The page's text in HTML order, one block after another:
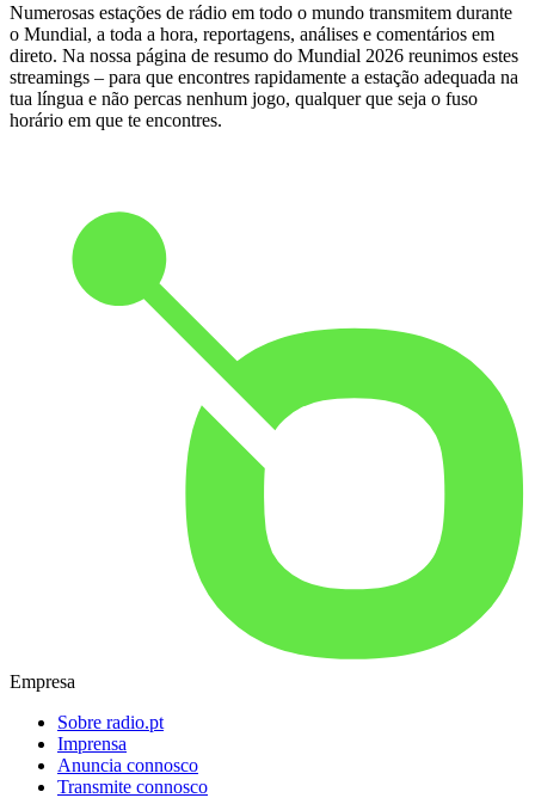
Numerosas estações de rádio em todo o mundo transmitem durante
o Mundial, a toda a hora, reportagens, análises e comentários em
direto. Na nossa página de resumo do Mundial 2026 reunimos estes
streamings – para que encontres rapidamente a estação adequada na
tua língua e não percas nenhum jogo, qualquer que seja o fuso
horário em que te encontres.
Empresa
Sobre radio.pt
Imprensa
Anuncia connosco
Transmite connosco